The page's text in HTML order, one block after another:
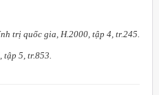
trị quốc gia, H.2000, tập 4, tr.245.
tập 5, tr.853.